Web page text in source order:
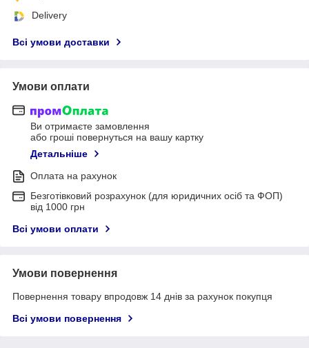
Delivery
Всі умови доставки
Умови оплати
Ви отримаєте замовлення
або гроші повернуться на вашу картку
Детальніше
Оплата на рахунок
Безготівковий розрахунок (для юридичних осіб та ФОП)
від 1000 грн
Всі умови оплати
Умови повернення
Повернення товару впродовж 14 днів за рахунок покупця
Всі умови повернення